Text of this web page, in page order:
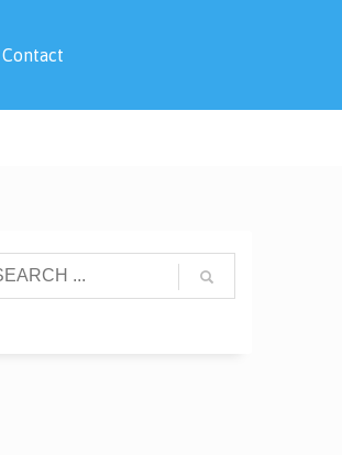
Contact